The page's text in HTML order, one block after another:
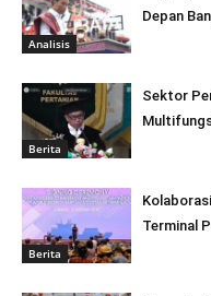
Analisis
Depan
Berita
Sektor
Berita
Terminal